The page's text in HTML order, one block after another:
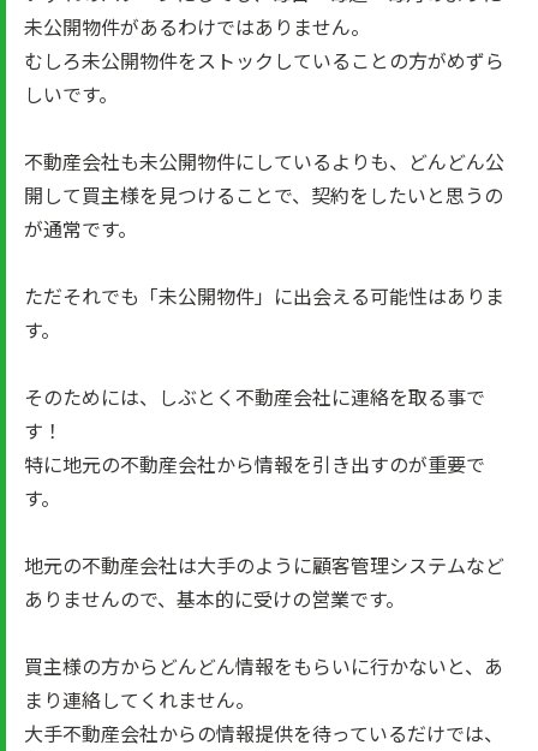
未公開物件があるわけではありません。
むしろ未公開物件をストックしていることの方がめずら
しいです。
不動産会社も未公開物件にしているよりも、どんどん公
開して買主様を見つけることで、契約をしたいと思うの
が通常です。
ただそれでも「未公開物件」に出会える可能性はありま
す。
そのためには、しぶとく不動産会社に連絡を取る事で
す！
特に地元の不動産会社から情報を引き出すのが重要で
す。
地元の不動産会社は大手のように顧客管理システムなど
ありませんので、基本的に受けの営業です。
買主様の方からどんどん情報をもらいに行かないと、あ
まり連絡してくれません。
大手不動産会社からの情報提供を待っているだけでは、